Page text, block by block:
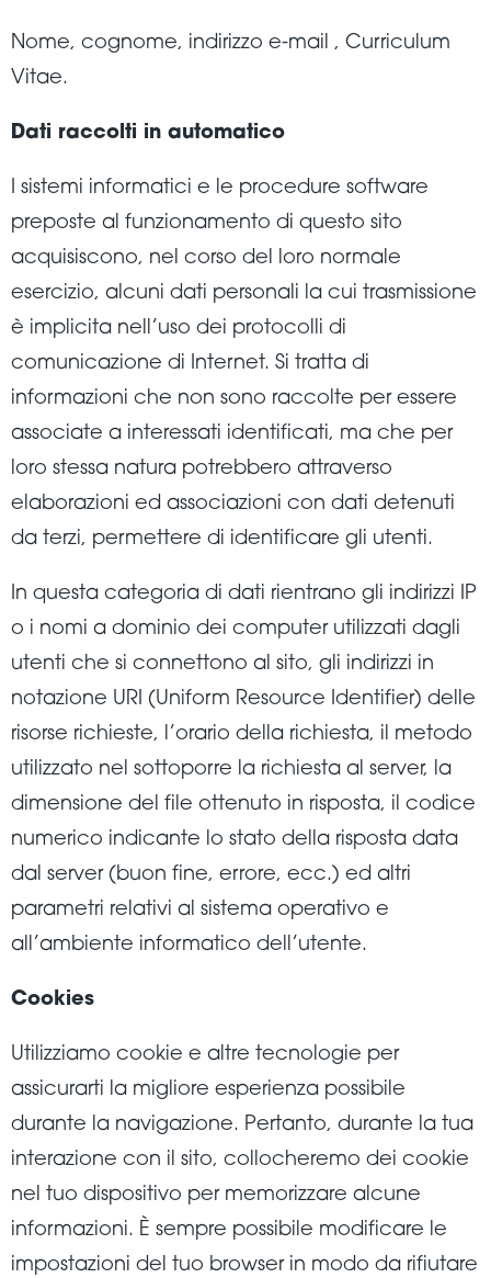
Nome, cognome, indirizzo e-mail , Curriculum
Vitae.
Dati raccolti in automatico
I sistemi informatici e le procedure software
preposte al funzionamento di questo sito
acquisiscono, nel corso del loro normale
esercizio, alcuni dati personali la cui trasmissione
è implicita nell’uso dei protocolli di
comunicazione di Internet. Si tratta di
informazioni che non sono raccolte per essere
associate a interessati identificati, ma che per
loro stessa natura potrebbero attraverso
elaborazioni ed associazioni con dati detenuti
da terzi, permettere di identificare gli utenti.
In questa categoria di dati rientrano gli indirizzi IP
o i nomi a dominio dei computer utilizzati dagli
utenti che si connettono al sito, gli indirizzi in
notazione URI (Uniform Resource Identifier) delle
risorse richieste, l’orario della richiesta, il metodo
utilizzato nel sottoporre la richiesta al server, la
dimensione del file ottenuto in risposta, il codice
numerico indicante lo stato della risposta data
dal server (buon fine, errore, ecc.) ed altri
parametri relativi al sistema operativo e
all’ambiente informatico dell’utente.
Cookies
Utilizziamo cookie e altre tecnologie per
assicurarti la migliore esperienza possibile
durante la navigazione. Pertanto, durante la tua
interazione con il sito, collocheremo dei cookie
nel tuo dispositivo per memorizzare alcune
informazioni. È sempre possibile modificare le
impostazioni del tuo browser in modo da rifiutare